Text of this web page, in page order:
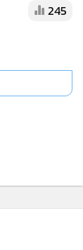
กันนี้ถูกติดตั้ง
ผ่านทุกเครือ
ะดับ
ง ประเด็นที่
ะท้อนให้เห็น
รโจมตีพื้น
รกเริ่มของค
245